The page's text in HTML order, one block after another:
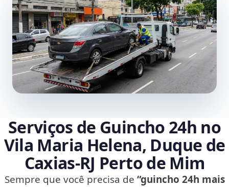
Serviços de Guincho 24h no
Vila Maria Helena, Duque de
Caxias‑RJ Perto de Mim
Sempre que você precisa de “guincho 24h mais